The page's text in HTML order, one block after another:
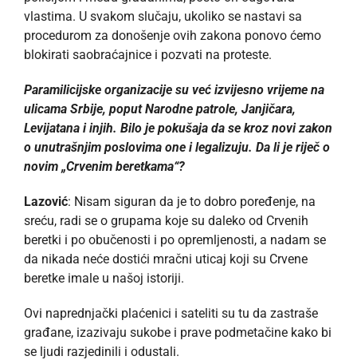
vlastima. U svakom slučaju, ukoliko se nastavi sa
procedurom za donošenje ovih zakona ponovo ćemo
blokirati saobraćajnice i pozvati na proteste.
Paramilicijske organizacije su već izvijesno vrijeme na
ulicama Srbije, poput Narodne patrole, Janjičara,
Levijatana i injih. Bilo je pokušaja da se kroz novi zakon
o unutrašnjim poslovima one i legalizuju. Da li je riječ o
novim „Crvenim beretkama“?
Lazović: Nisam siguran da je to dobro poređenje, na
sreću, radi se o grupama koje su daleko od Crvenih
beretki i po obučenosti i po opremljenosti, a nadam se
da nikada neće dostići mračni uticaj koji su Crvene
beretke imale u našoj istoriji.
Ovi naprednjački plaćenici i sateliti su tu da zastraše
građane, izazivaju sukobe i prave podmetačine kako bi
se ljudi razjedinili i odustali.